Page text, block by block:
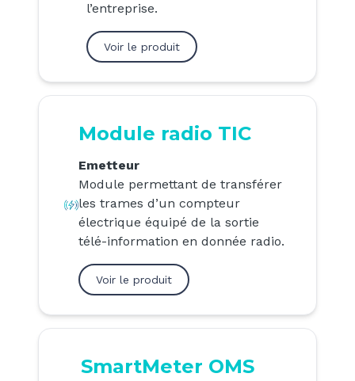
l’entreprise.
Voir le produit
Module radio TIC
Emetteur
Module permettant de transférer
les trames d’un compteur
électrique équipé de la sortie
télé-information en donnée radio.
Voir le produit
SmartMeter OMS